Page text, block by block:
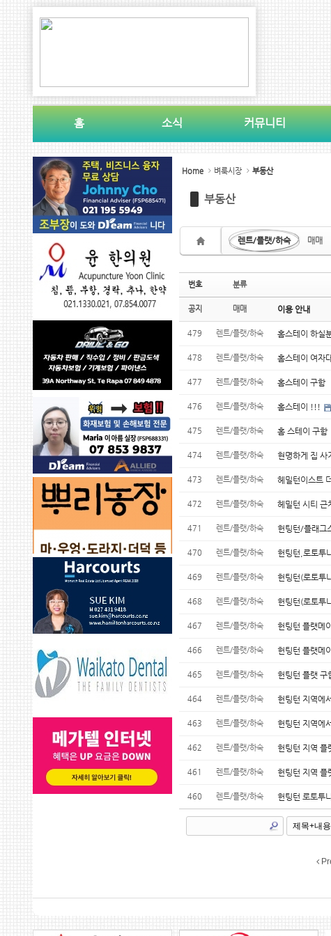
홈 소식 커뮤니티
Home 벼룩시장 부동산
부동산
렌트/플랫/하숙
매매
번호 분류
공지 매매 이용 안내
479 렌트/플랫/하숙 홈스테이 하실
478 렌트/플랫/하숙 홈스테이 여자
477 렌트/플랫/하숙 홈스테이 구함
476 렌트/플랫/하숙 홈스테이 !!!
475 렌트/플랫/하숙 홈 스테이 구함
474 렌트/플랫/하숙 현명하게 집
473 렌트/플랫/하숙 헤밀턴이스트
472 렌트/플랫/하숙 헤밀턴 시티 근
471 렌트/플랫/하숙 헌팅턴/플래그
470 렌트/플랫/하숙 헌팅턴,로토투
469 렌트/플랫/하숙 헌팅턴(로토투
468 렌트/플랫/하숙 헌팅턴(로토투
467 렌트/플랫/하숙 헌팅턴 플랫메
466 렌트/플랫/하숙 헌팅턴 플랫메
465 렌트/플랫/하숙 헌팅턴 플랫 구
464 렌트/플랫/하숙 헌팅턴 지역에
463 렌트/플랫/하숙 헌팅턴 지역에
462 렌트/플랫/하숙 헌팅턴 지역 플
461 렌트/플랫/하숙 헌팅턴 지역 플
460 렌트/플랫/하숙 헌팅턴 로토투
Sketchbook5, 스케치북5
Sketchbook5, 스케치북5
Sketchbook5, 스케치북5
Sketchbook5, 스케치북5